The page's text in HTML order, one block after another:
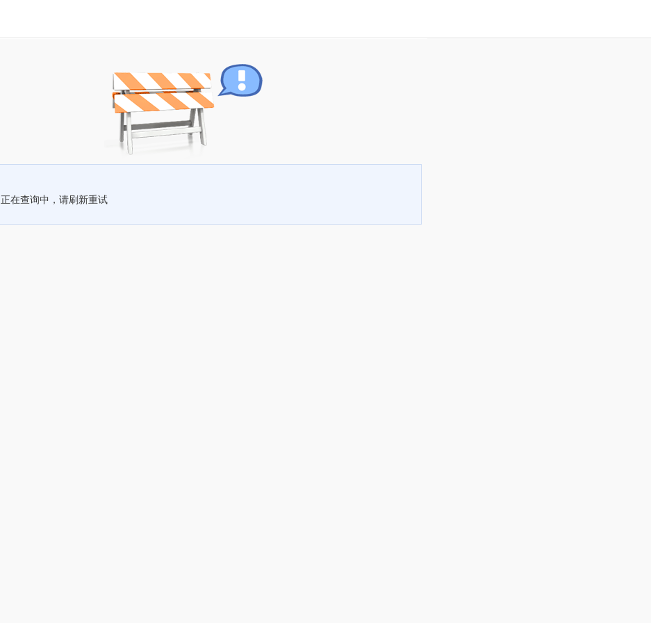
正在查询中，请刷新重试